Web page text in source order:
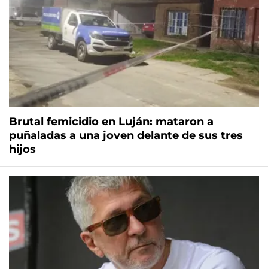
Brutal femicidio en Luján: mataron a
puñaladas a una joven delante de sus tres
hijos